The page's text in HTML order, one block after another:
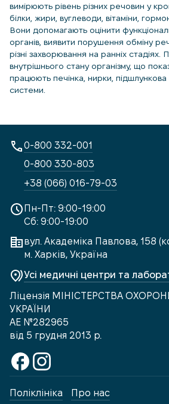
вимірюють рівень різних речовин у
білки, жири, вуглеводи, вітаміни,
Вони допомагають оцінити
органів, виявити порушення обміну
різні захворювання на ранніх стадіях.
внутрішнього стану організму, що
працюють печінка, нирки, підшлункова
системи.
Пн-Пт: 9:00-19:00
Сб: 9:00-19:00
вул. Академіка Павлова, 158
м. Харків, Україна
Усі медичні центри та
Ліцензія МІНІСТЕРСТВА
УКРАЇНИ
АЕ №282965
від 5 грудня 2013 р.
0-800 332-001
0-800 330-803
+38 (066) 016-79-03
Поліклініка Про нас